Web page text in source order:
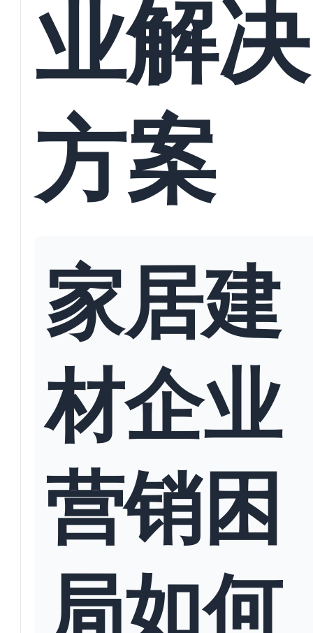
业解决
方案
家居建
材企业
营销困
局如何